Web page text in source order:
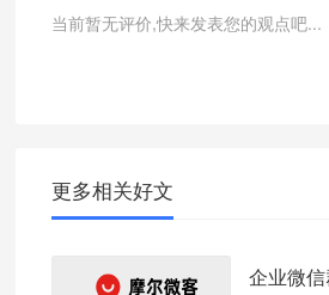
当前暂无评价,快来发表您的观点吧...
更多相关好文